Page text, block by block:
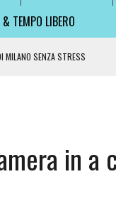
& TEMPO LIBERO
MILANO SENZA STRESS
in a